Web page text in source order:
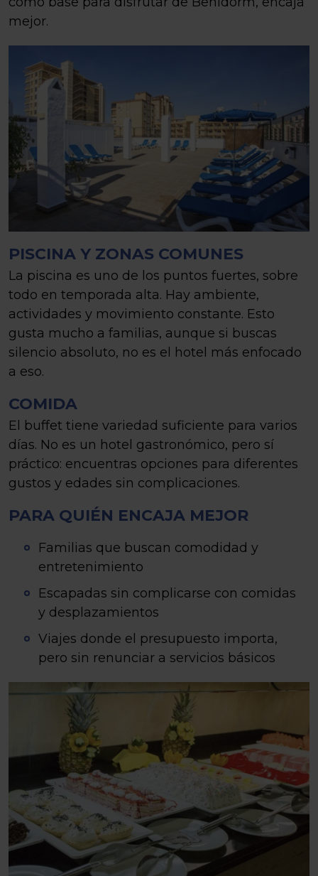
mejor.
PISCINA Y ZONAS COMUNES
La piscina es uno de los puntos fuertes, sobre
todo en temporada alta. Hay ambiente,
actividades y movimiento constante. Esto
gusta mucho a familias, aunque si buscas
silencio absoluto, no es el hotel más enfocado
a eso.
COMIDA
El buffet tiene variedad suficiente para varios
días. No es un hotel gastronómico, pero sí
práctico: encuentras opciones para diferentes
gustos y edades sin complicaciones.
PARA QUIÉN ENCAJA MEJOR
Familias que buscan comodidad y
entretenimiento
Escapadas sin complicarse con comidas
y desplazamientos
Viajes donde el presupuesto importa,
pero sin renunciar a servicios básicos